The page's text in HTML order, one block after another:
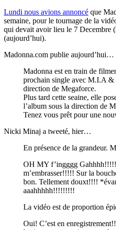
Lundi nous avions annoncé que
semaine, pour le tournage de la
qui devait avoir lieu le 7 Decembre
(aujourd’hui).
Madonna.com publie aujourd’hui…
Madonna est en train de
prochain single avec M.I.A
direction de Megaforce.
Plus tard cette seaine, elle
l’album sous la direction de
Tenez vous prêt pour une
Nicki Minaj a tweeté, hier…
En présence de la grandeur.
OH MY f’ingggg
m’embrasser!!!!! Sur la
bon. Tellement douxt!!!!
aaahhhhh!!!!!!!!!
La vidéo est de proportion
Oui! C’est en